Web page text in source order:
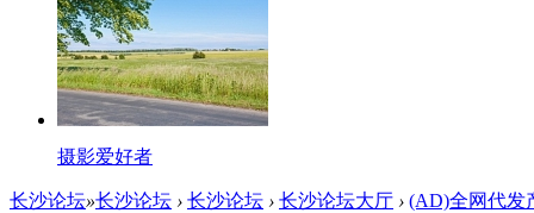
摄影爱好者
长沙论坛»长沙论坛 › 长沙论坛 › 长沙论坛大厅 › (AD)全网代发